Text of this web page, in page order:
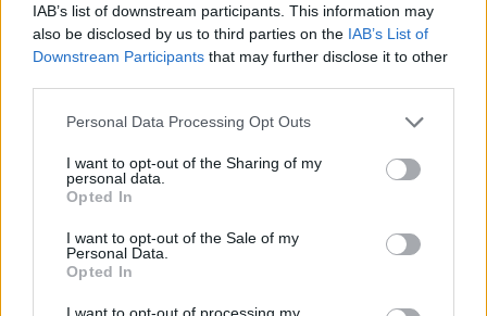
IAB’s list of downstream participants. This information may
also be disclosed by us to third parties on the IAB’s List of
Downstream Participants that may further disclose it to other
Please note that this website/app uses one or more Google
not limited to your visit or usage behaviour. You may click to
grant or deny consent to Google and its third-party tags to
use your data for below specified purposes in below Google
consent section.
Personal Data Processing Opt Outs
I want to opt-out of the Sharing of my
personal data.
Opted In
I want to opt-out of the Sale of my
Personal Data.
Opted In
I want to opt-out of processing my
Hódmezővásárhely iskolaépítés FERROÉP Zrt. oktatási beruházás
A Szőnyi Benjámin Általános Iskola fejlesztését a FERROÉP
kivitelezheti; a munkák csaknem egy évig tartanak majd.